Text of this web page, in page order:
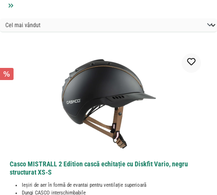
%
Casco MISTRALL 2 Edition cască echitație cu Diskfit Vario, negru
structurat XS-S
Ieșiri de aer în formă de evantai pentru ventilație superioară
Dungi CASCO interschimbabile